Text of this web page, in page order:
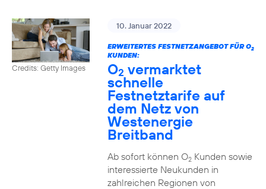
Credits: Getty Images
10. Januar 2022
ERWEITERTES FESTNETZANGEBOT FÜR O2
KUNDEN:
O2 vermarktet
schnelle
Festnetztarife auf
dem Netz von
Westenergie
Breitband
Ab sofort können O2Kunden sowie
interessierte Neukunden in
zahlreichen Regionen von